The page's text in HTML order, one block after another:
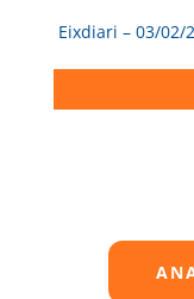
Eixdiari – 03/02/